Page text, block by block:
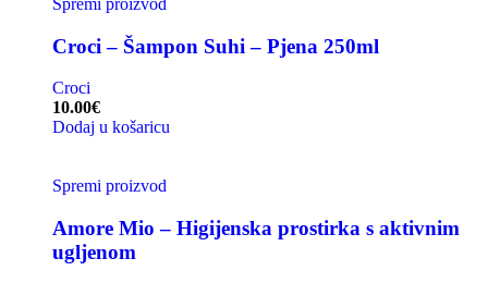
Croci – Šampon Suhi – Pjena 250ml
Croci
10.00€
Dodaj u košaricu
Spremi proizvod
Amore Mio – Higijenska prostirka s aktivnim
ugljenom